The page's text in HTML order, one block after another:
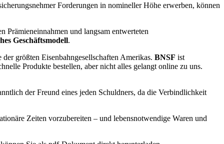
Forderungen in nomineller Höhe erwerben, können
Prämieneinnahmen und langsam entwerteten
Geschäftsmodell.
größten Eisenbahngesellschaften Amerikas. BNSF ist
Produkte bestellen, aber nicht alles gelangt online zu uns.
der Freund eines jeden Schuldners, da die Verbindlichkeit
Zeiten vorzubereiten – und lebensnotwendige Waren und